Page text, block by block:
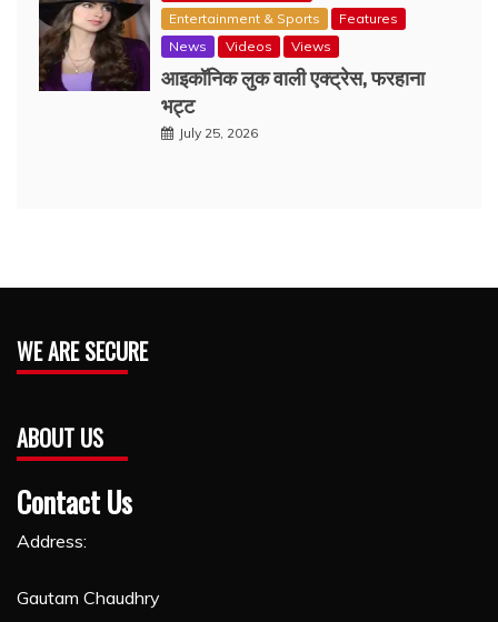
Entertainment & Sports
Features
News
Videos Views
आइकॉनिक लुक वाली एक्‍ट्रेस, फरहाना
भट्ट
July 25, 2026
WE ARE SECURE
ABOUT US
Contact Us
Address:
Gautam Chaudhry